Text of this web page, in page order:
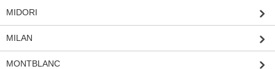
MIDORI
MILAN
MONTBLANC